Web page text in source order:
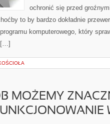
ochronić się przed
to by bardzo dokładnie
komputerowego, który
[…]
MOŻEMY